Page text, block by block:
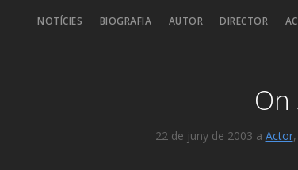
NOTÍCIES BIOGRAFIA AUTOR DIRECTOR
On
22 de juny de 2003 a Actor,